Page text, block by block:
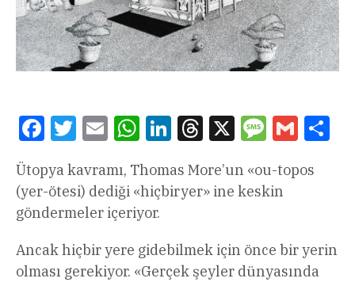
FacebookTwitterEmail WhatsAppLinkedInThreads
X Message
Gmail
Ütopya kavramı, Thomas More’un «ou-topos
(yer-ötesi) dediği «hiçbiryer» ine keskin
göndermeler içeriyor.
Ancak hiçbir yere gidebilmek için önce bir yerin
olması gerekiyor. «Gerçek şeyler dünyasında